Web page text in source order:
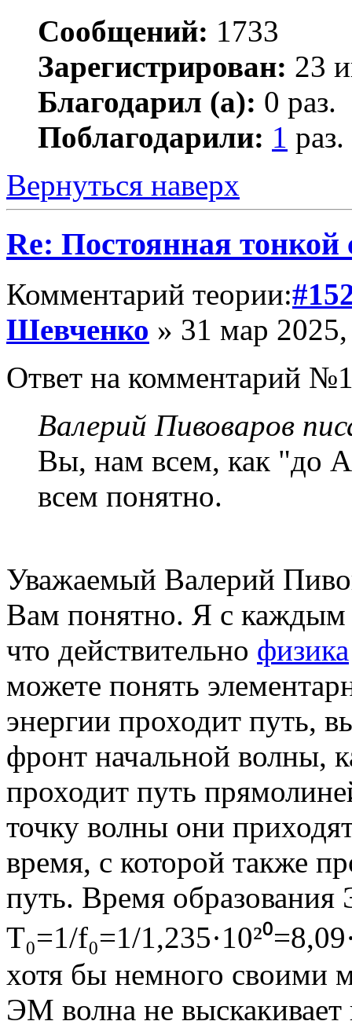
Сообщений: 1733
Зарегистрирован: 23
Благодарил (а): 0 раз.
Поблагодарили: 1 раз.
Вернуться наверх
Re: Постоянная тонкой
Комментарий теории:
Шевченко » 31 мар
Ответ на комментарий
Валерий Пивоваров
Вы, нам всем, как "до
всем понятно.
Уважаемый Валерий
Вам понятно. Я с
что действительно физика
можете понять
энергии проходит путь,
фронт начальной волны,
проходит путь
точку волны они
время, с которой также
путь. Время
T₀=1/f₀=1/
хотя бы немного своими
ЭМ волна не